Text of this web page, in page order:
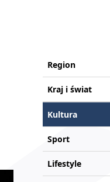
Region
Kraj i świat
Kultura
Sport
Lifestyle